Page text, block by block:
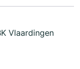
Vlaardingen